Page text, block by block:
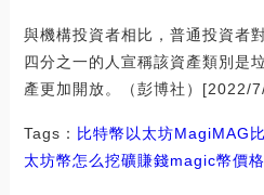
與機構投資者相比，普通投資者
四分之一的人宣稱該資產類別是
產更加開放。（彭博社）[2022/
Tags： 比特幣 以太坊MagiMAG
太坊幣怎么挖礦賺錢magic幣價格